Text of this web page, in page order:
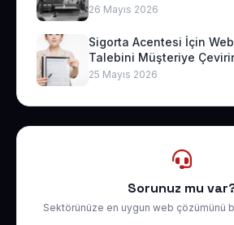
26 Mayıs 2026
Sigorta Acentesi İçin
Talebini Müşteriye
25 Mayıs 2026
Sorunuz mu
Sektörünüze en uygun web çözümünü